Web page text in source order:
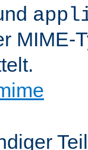
MIME-